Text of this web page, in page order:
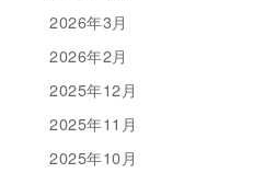
2026年3月
2026年2月
2025年12月
2025年11月
2025年10月